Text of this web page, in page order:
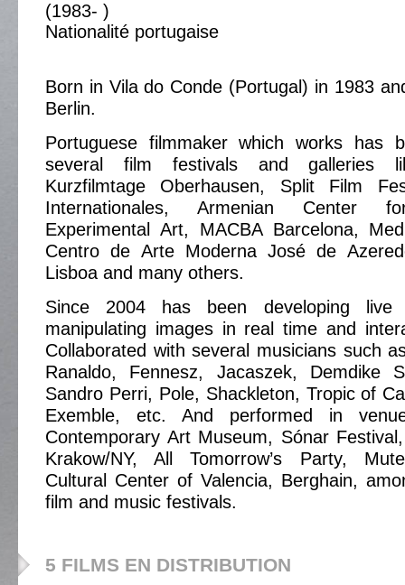
(1983- )
Nationalité portugaise
Born in Vila do Conde (Portugal) in 1983
Berlin.
Portuguese filmmaker which works has
several film festivals and galleries
Kurzfilmtage Oberhausen, Split Film
Internationales, Armenian Center
Experimental Art, MACBA Barcelona,
Centro de Arte Moderna José de
Lisboa and many others.
Since 2004 has been developing live
manipulating images in real time and
Collaborated with several musicians such
Ranaldo, Fennesz, Jacaszek, Demdike
Sandro Perri, Pole, Shackleton, Tropic of
Exemble, etc. And performed in
Contemporary Art Museum, Sónar
Krakow/NY, All Tomorrow’s Party,
Cultural Center of Valencia, Berghain,
film and music festivals.
5 FILMS EN DISTRIBUTION